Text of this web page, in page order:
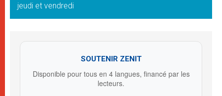
jeudi et vendredi
SOUTENIR ZENIT
Disponible pour tous en 4 langues, financé par les
lecteurs.